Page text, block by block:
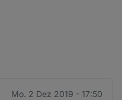
Mo. 2 Dez 2019 - 17:50